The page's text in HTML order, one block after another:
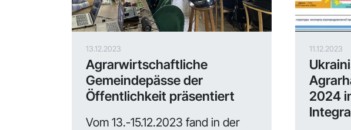
13.12.2023
Agrarwirtschaftliche
Gemeindepässe der
Öffentlichkeit präsentiert
Vom 13.-15.12.2023 fand in der
11.12.2023
2024